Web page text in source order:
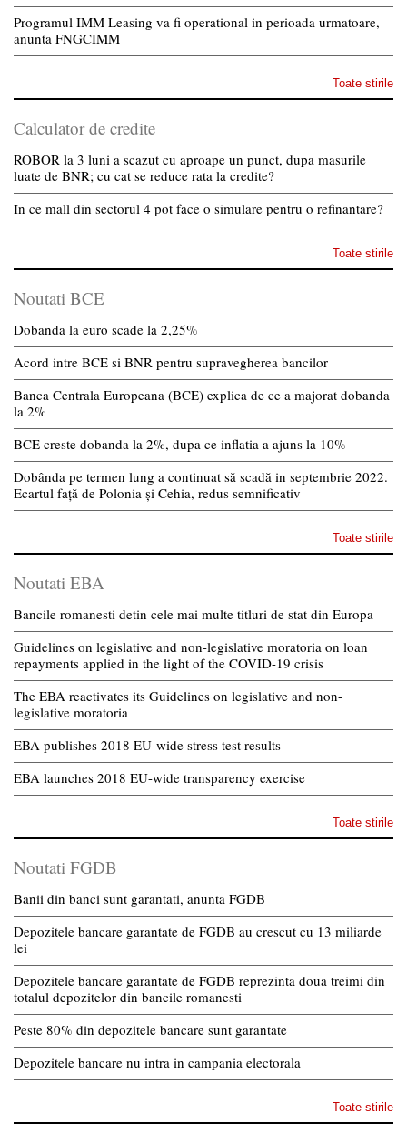
Programul IMM Leasing va fi operational in perioada urmatoare,
anunta FNGCIMM
Toate stirile
Calculator de credite
ROBOR la 3 luni a scazut cu aproape un punct, dupa masurile
luate de BNR; cu cat se reduce rata la credite?
In ce mall din sectorul 4 pot face o simulare pentru o refinantare?
Toate stirile
Noutati BCE
Dobanda la euro scade la 2,25%
Acord intre BCE si BNR pentru supravegherea bancilor
Banca Centrala Europeana (BCE) explica de ce a majorat dobanda
la 2%
BCE creste dobanda la 2%, dupa ce inflatia a ajuns la 10%
Dobânda pe termen lung a continuat să scadă in septembrie 2022.
Ecartul față de Polonia și Cehia, redus semnificativ
Toate stirile
Noutati EBA
Bancile romanesti detin cele mai multe titluri de stat din Europa
Guidelines on legislative and non-legislative moratoria on loan
repayments applied in the light of the COVID-19 crisis
The EBA reactivates its Guidelines on legislative and non-
legislative moratoria
EBA publishes 2018 EU-wide stress test results
EBA launches 2018 EU-wide transparency exercise
Toate stirile
Noutati FGDB
Banii din banci sunt garantati, anunta FGDB
Depozitele bancare garantate de FGDB au crescut cu 13 miliarde
lei
Depozitele bancare garantate de FGDB reprezinta doua treimi din
totalul depozitelor din bancile romanesti
Peste 80% din depozitele bancare sunt garantate
Depozitele bancare nu intra in campania electorala
Toate stirile